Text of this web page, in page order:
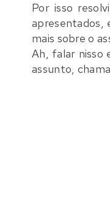
Por isso
apresentados,
mais sobre o
Ah, falar nisso
assunto,